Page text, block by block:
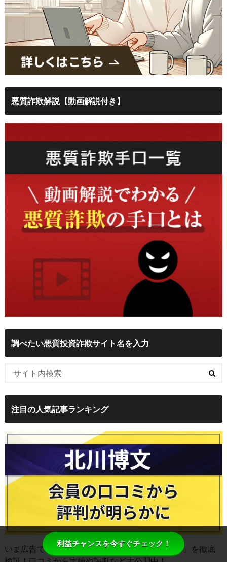
悪質詐欺解説【動画解説付き】
調べたい悪質投資詐欺サイト名を入力
注目の人気記事ランキング
いま広告で見ない日はないほど話題の「 北川博文」を徹底
利益チャンスを今すぐチェック！